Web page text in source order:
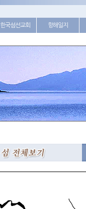
한국섬선교회 항해일지